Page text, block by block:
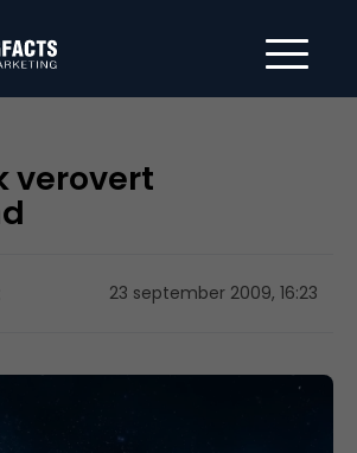
verovert
23 september 2009, 16:23